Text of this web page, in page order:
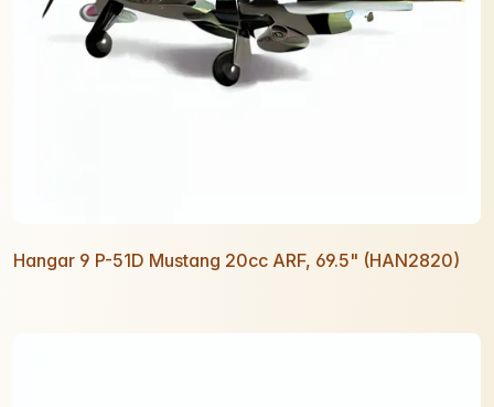
Hangar 9 P-51D Mustang 20cc ARF, 69.5" (HAN2820)